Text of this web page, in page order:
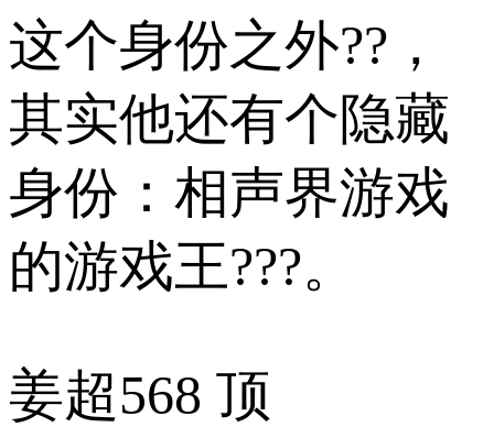
这个身份之外??，
其实他还有个隐藏
身份：相声界游戏
的游戏王???。
姜超568 顶